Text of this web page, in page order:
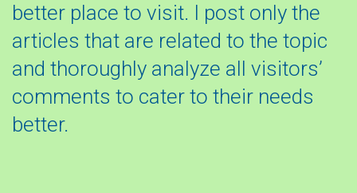
better place to visit. I post only the
articles that are related to the topic
and thoroughly analyze all visitors’
comments to cater to their needs
better.